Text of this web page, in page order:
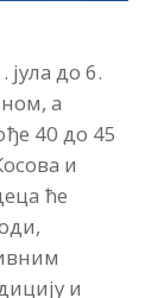
до 6.
а
40 до 45
и
ће
и